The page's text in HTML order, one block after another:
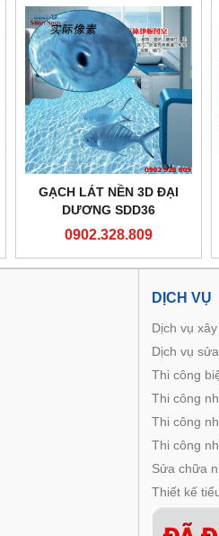
GẠCH LÁT NỀN 3D ĐẠI
DƯƠNG SDD36
0902.328.809
DỊCH VỤ
Dịch vụ
Dịch vụ
Thi công
Thi công
Thi công
Thi công
Sửa chữa
Thiết kế